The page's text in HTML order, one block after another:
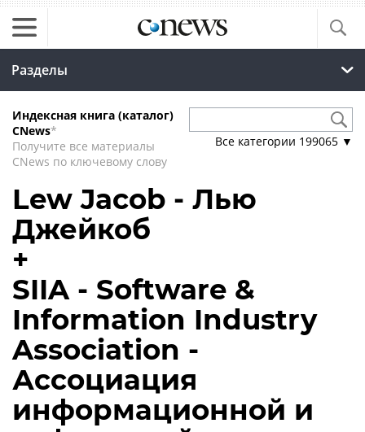
Разделы
Индексная книга (каталог)
CNews*
Получите все материалы
CNews по ключевому слову
Все категории 199065 ▼
Lew Jacob - Лью
Джейкоб
+
SIIA - Software &
Information Industry
Association -
Ассоциация
информационной и